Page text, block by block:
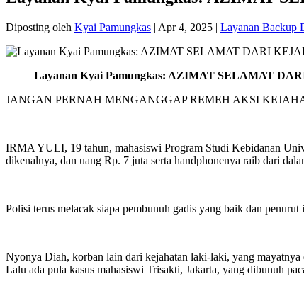
Diposting oleh Kyai Pamungkas | Apr 4, 2025 | Layanan Backup
Layanan Kyai Pamungkas: AZIMAT SELAMAT
JANGAN PERNAH MENGANGGAP REMEH AKSI
IRMA YULI, 19 tahun, mahasiswi Program Studi Kebidanan
dikenalnya, dan uang Rp. 7 juta serta handphonenya raib dari
Polisi terus melacak siapa pembunuh gadis yang baik dan
Nyonya Diah, korban lain dari kejahatan laki-laki, yang
Lalu ada pula kasus mahasiswi Trisakti, Jakarta, yang dibunuh